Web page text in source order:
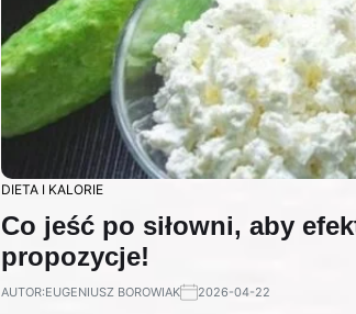
DIETA I KALORIE
Co jeść po siłowni, aby
propozycje!
AUTOR:EUGENIUSZ BOROWIAK 2026-04-22